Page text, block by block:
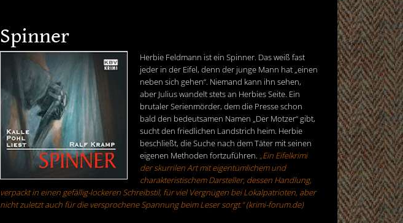
Spinner
Herbie Feldmann ist ein Spinner. Das weiß fast
jeder in der Eifel, denn der junge Mann hat „einen
neben sich gehen“. Niemand kann ihn sehen,
aber Julius wandelt stets an Herbies Seite. Ein
brutaler Serienmörder, dem die Presse schon
bald den bedeutsamen Namen „Der Motzer“ gibt,
sucht den friedlichen Landstrich heim. Herbie
beschließt, die Suche nach dem Täter mit seinen
eigenen Methoden fortzuführen. „Ein Eifelkrimi
der skurrilen Art mit eigentümlichem und
charakteristischem Darsteller, dessen Handlung,
verpackt in einen gefällig-lockeren Schreibstil, für viel Vergnügen bei Lokalpatrioten, aber
nicht zuletzt auch für die versprochene Spannung beim Leser sorgt.“ (krimi-forum.de)